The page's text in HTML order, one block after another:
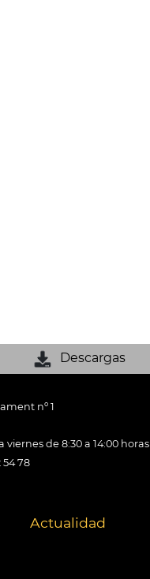
Descargas
nº 1
viernes de 8:30 a 14:00 horas
54 78
Actualidad